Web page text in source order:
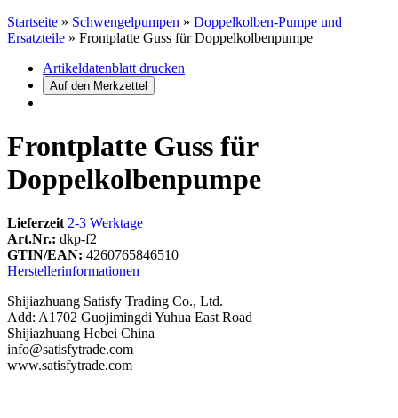
Startseite » Schwengelpumpen » Doppelkolben-Pumpe und
Ersatzteile » Frontplatte Guss für Doppelkolbenpumpe
Artikeldatenblatt drucken
Frontplatte Guss für
Doppelkolbenpumpe
Lieferzeit 2-3 Werktage
Art.Nr.: dkp-f2
GTIN/EAN: 4260765846510
Herstellerinformationen
Shijiazhuang Satisfy Trading Co., Ltd.
Add: A1702 Guojimingdi Yuhua East Road
Shijiazhuang Hebei China
info@satisfytrade.com
www.satisfytrade.com